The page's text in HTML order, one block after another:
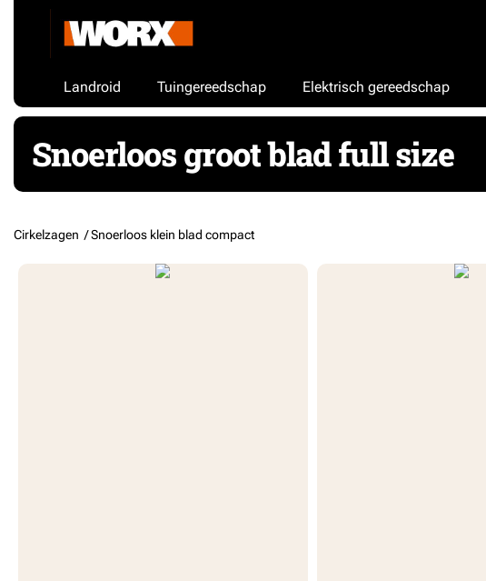
Landroid Tuingereedschap Elektrisch gereedschap
Snoerloos groot blad full size
Cirkelzagen /Snoerloos klein blad compact